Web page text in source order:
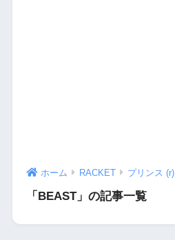
ホーム RACKET プリンス (r)
「BEAST」の記事一覧